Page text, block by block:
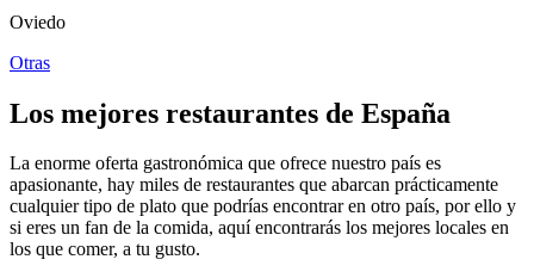
Oviedo
Otras
Los mejores restaurantes de España
La enorme oferta gastronómica que ofrece nuestro país es
apasionante, hay miles de restaurantes que abarcan prácticamente
cualquier tipo de plato que podrías encontrar en otro país, por ello y
si eres un fan de la comida, aquí encontrarás los mejores locales en
los que comer, a tu gusto.